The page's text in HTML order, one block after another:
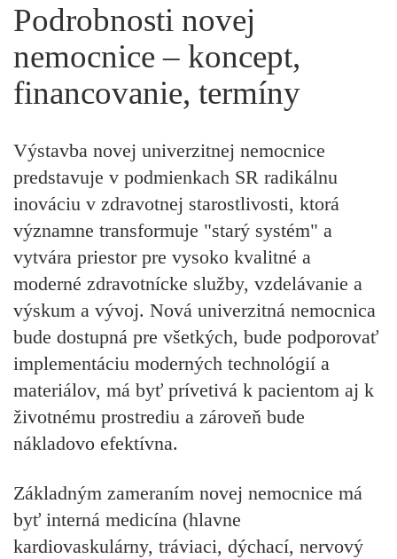
Podrobnosti novej
nemocnice – koncept,
financovanie, termíny
Výstavba novej univerzitnej nemocnice
predstavuje v podmienkach SR radikálnu
inováciu v zdravotnej starostlivosti, ktorá
významne transformuje "starý systém" a
vytvára priestor pre vysoko kvalitné a
moderné zdravotnícke služby, vzdelávanie a
výskum a vývoj. Nová univerzitná nemocnica
bude dostupná pre všetkých, bude podporovať
implementáciu moderných technológií a
materiálov, má byť prívetivá k pacientom aj k
životnému prostrediu a zároveň bude
nákladovo efektívna.
Základným zameraním novej nemocnice má
byť interná medicína (hlavne
kardiovaskulárny, tráviaci, dýchací, nervový